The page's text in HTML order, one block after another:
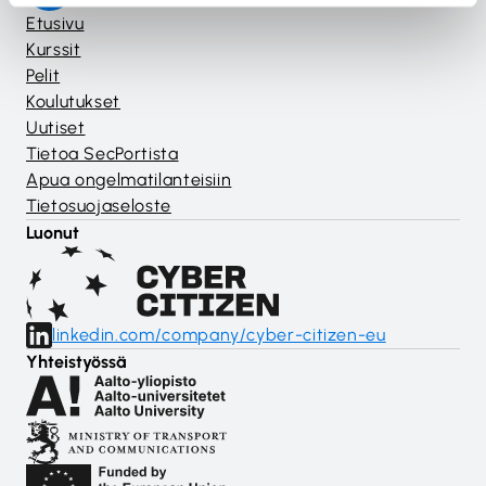
Etusivu
Kurssit
Pelit
Koulutukset
Uutiset
Tietoa SecPortista
Apua ongelmatilanteisiin
Tietosuojaseloste
Luonut
linkedin.com/company/cyber-citizen-eu
Yhteistyössä